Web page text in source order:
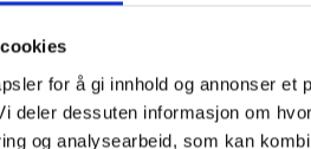
for å gi innhold og annonser
deler dessuten informasjon om
og analysearbeid, som kan